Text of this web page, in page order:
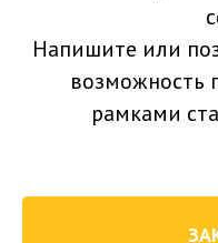
Напишите или
возможность
рамками